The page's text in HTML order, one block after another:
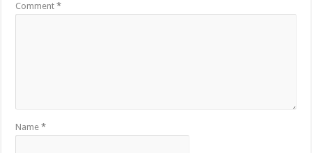
Comment*
Name*